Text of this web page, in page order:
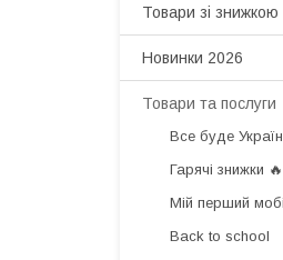
Товари зі знижкою
Новинки 2026
Товари та послуги
Все буде
Гарячі знижки 🔥
Мій перший
Back to school